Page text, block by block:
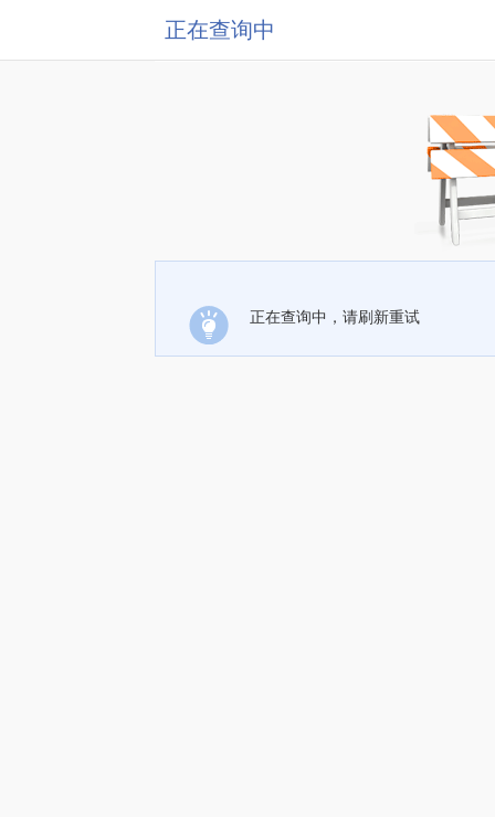
正在查询中
正在查询中，请刷新重试